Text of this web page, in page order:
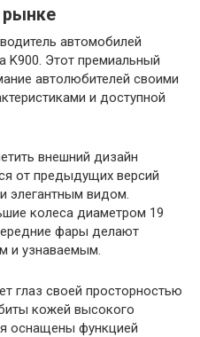
рынке
автомобилей
K900. Этот премиальный
автолюбителей своими
и доступной
внешний дизайн
от предыдущих версий
элегантным видом.
колеса диаметром 19
фары делают
и узнаваемым.
глаз своей просторностью
кожей высокого
оснащены функцией